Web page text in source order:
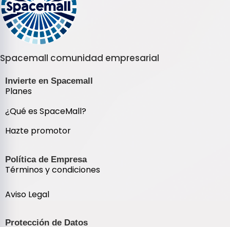
Spacemall comunidad empresarial
Invierte en Spacemall
Planes
¿Qué es SpaceMall?
Hazte promotor
Política de Empresa
Términos y condiciones
Aviso Legal
Protección de Datos